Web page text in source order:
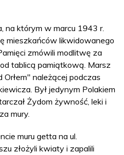
na którym w marcu 1943 r.
mieszkańców likwidowanego
zmówili modlitwę za
tablicą pamiątkową. Marsz
należącej podczas
Był jedynym Polakiem
Żydom żywność, leki i
mury.
muru getta na ul.
złożyli kwiaty i zapalili